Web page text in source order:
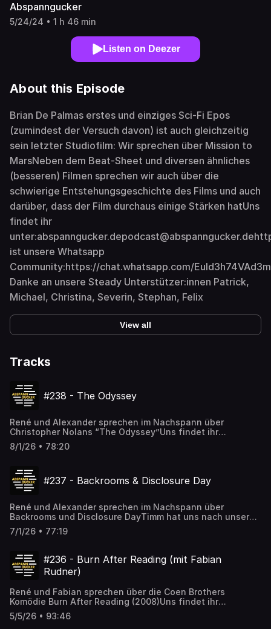
Abspanngucker
5/24/24 • 1 h 46 min
Listen on Deezer
About this Episode
Brian De Palmas erstes und einziges Sci-Fi Epos
(zumindest der Versuch davon) ist auch gleichzeitig
sein letzter Studiofilm: Wir sprechen über Mission to
MarsNeben dem Beat-Sheet und diversen ähnliches
(besseren) Filmen sprechen wir auch über die
schwierige Entstehungsgeschichte des Films und auch
darüber, dass der Film durchaus einige Stärken hatUns
findet ihr
ist unsere Whatsapp
Community:https://chat.whatsapp.com/
Danke an unsere Steady Unterstützer:innen Patrick,
Michael, Christina, Severin, Stephan, Felix
View all
Tracks
#238 - The Odyssey
René und Alexander sprechen im Nachspann über
Christopher Nolans “The Odyssey”Uns findet ihr
8/1/26 • 78:20
#237 - Backrooms & Disclosure Day
René und Alexander sprechen im Nachspann über
Backrooms und Disclosure DayTimm hat uns nach unserer
Jubiläumsfolge geschrieben und uns diese schöne
Auswertung geschickt mit dem Anteil an Filmgenres die
dazu in der Folge.- Horror: 36 (18.4%) - Sci-Fi: 31 (15.8%) -
Drama: 26 (13.3%) - Komödie: 25 (12.8%) - Action/Thriller:
25 (12.8%) - Krimi/Gangster/Heist/Neo-Noir: 19 (9.7%) -
6 (3.1%) - Western: 5 (2.5%) - Dokumentation: 3 (1.5%) -
Sport: 2 (1.0%) - Fantasy: 2 (1.0%) - Wuxia/Martial Arts: 1
(0.5%)Uns findet ihr
7/1/26 • 77:19
#236 - Burn After Reading (mit Fabian
Rudner)
René und Fabian sprechen über die Coen Brothers
Komödie Burn After Reading (2008)Uns findet ihr
5/5/26 • 93:46